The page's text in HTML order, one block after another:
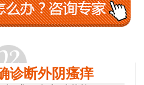
诊断外阴瘙痒